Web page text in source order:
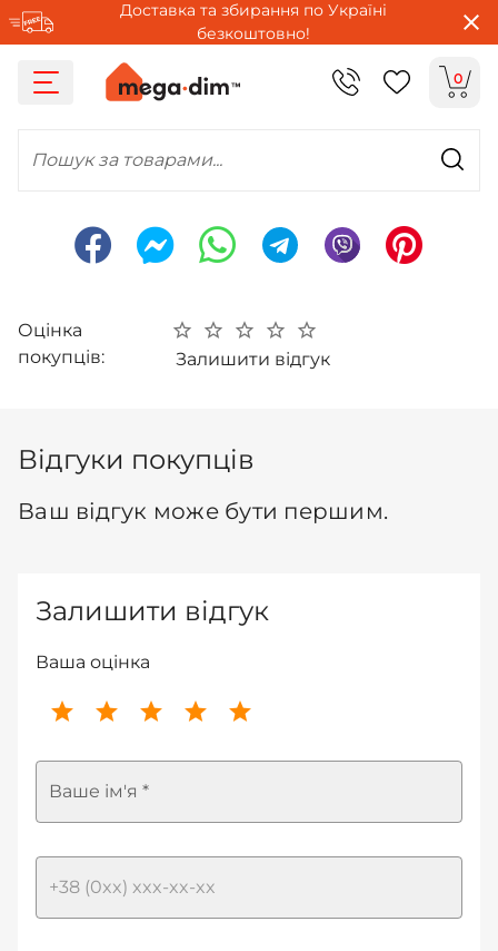
Доставка та збирання по Україні
безкоштовно!
0
Пошук за товарами...
Оцінка
покупців:
Залишити відгук
Відгуки покупців
Ваш відгук може бути першим.
Залишити відгук
Ваша оцінка
Ваше ім'я *